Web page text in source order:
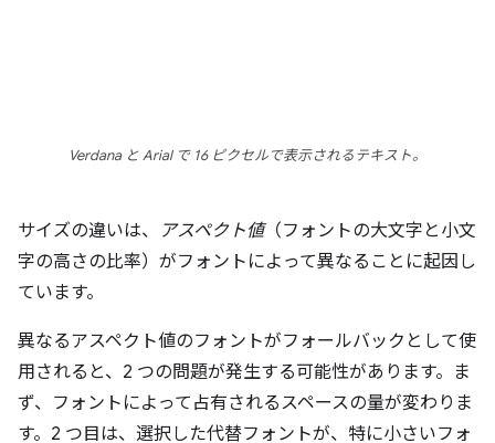
Verdana と Arial で 16 ピクセルで表示されるテキスト。
サイズの違いは、 アスペクト値（フォントの大文字と小文
字の高さの比率）がフォントによって異なることに起因し
ています。
異なるアスペクト値のフォントがフォールバックとして使
用されると、2 つの問題が発生する可能性があります。ま
ず、フォントによって占有されるスペースの量が変わりま
す。2 つ目は、選択した代替フォントが、特に小さいフォ